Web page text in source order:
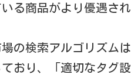
る商品がより優遇さ
の検索アルゴリズム
おり、「適切なタグ